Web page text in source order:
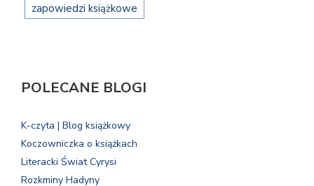
zapowiedzi książkowe
POLECANE BLOGI
K-czyta | Blog książkowy
Koczowniczka o książkach
Literacki Świat Cyrysi
Rozkminy Hadyny